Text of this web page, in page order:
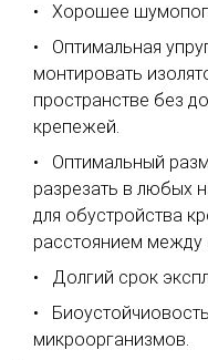
Хорошее
Оптимальная
монтировать
пространстве без
крепежей.
Оптимальный
разрезать в любых
для обустройства
расстоянием между
Долгий срок
микроорганизмов.